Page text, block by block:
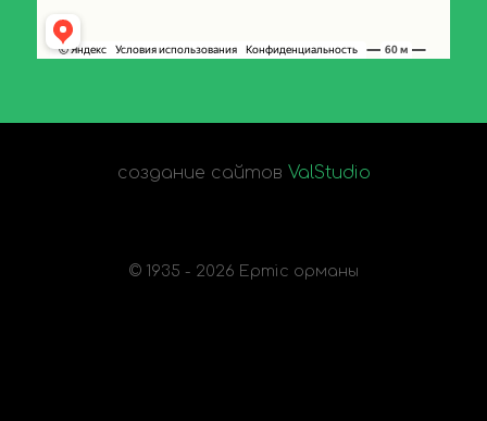
создание сайтов ValStudio
© 1935 - 2026 Ертіс орманы